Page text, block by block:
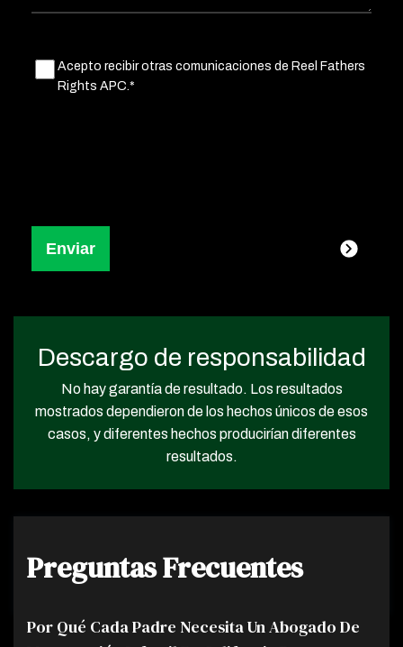
Untitled(Obligatorio)
Acepto recibir otras comunicaciones de Reel Fathers
Rights APC.*
Descargo de responsabilidad
No hay garantía de resultado. Los resultados
mostrados dependieron de los hechos únicos de esos
casos, y diferentes hechos producirían diferentes
resultados.
Preguntas Frecuentes
Por Qué Cada Padre Necesita Un Abogado De